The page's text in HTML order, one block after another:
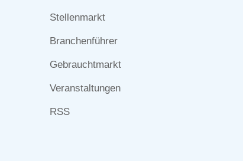
Stellenmarkt
Branchenführer
Gebrauchtmarkt
Veranstaltungen
RSS